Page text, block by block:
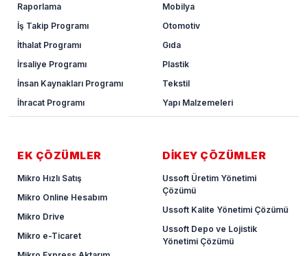
Raporlama
İş Takip Programı
İthalat Programı
İrsaliye Programı
İnsan Kaynakları Programı
İhracat Programı
Mobilya
Otomotiv
Gıda
Plastik
Tekstil
Yapı Malzemeleri
EK ÇÖZÜMLER
Mikro Hızlı Satış
Mikro Online Hesabım
Mikro Drive
Mikro e-Ticaret
DİKEY ÇÖZÜMLER
Ussoft Üretim Yönetimi
Çözümü
Ussoft Kalite Yönetimi Çözümü
Ussoft Depo ve Lojistik
Yönetimi Çözümü